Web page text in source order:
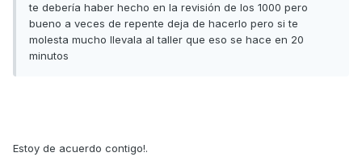
te debería haber hecho en la revisión de los 1000 pero
bueno a veces de repente deja de hacerlo pero si te
molesta mucho llevala al taller que eso se hace en 20
minutos
Estoy de acuerdo contigo!.